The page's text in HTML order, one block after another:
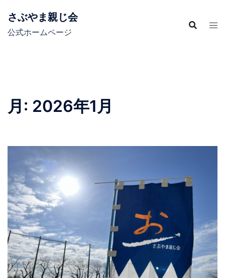
さぶやま親じ会
公式ホームページ
月: 2026年1月